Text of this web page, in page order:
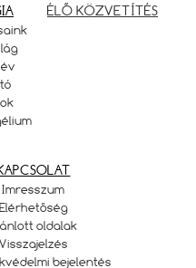
ÉLŐ KÖZVETÍTÉS
Imresszum
Elérhetőség
oldalak
Visszajelzés
bejelentés